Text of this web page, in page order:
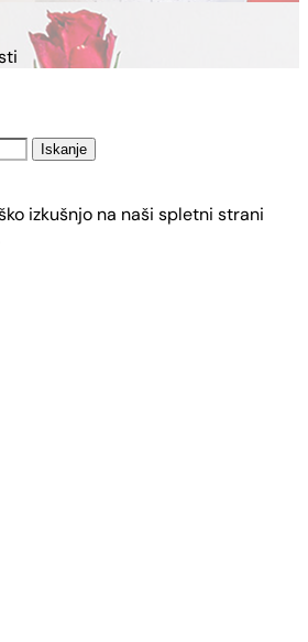
Iskanje
izkušnjo na naši spletni strani